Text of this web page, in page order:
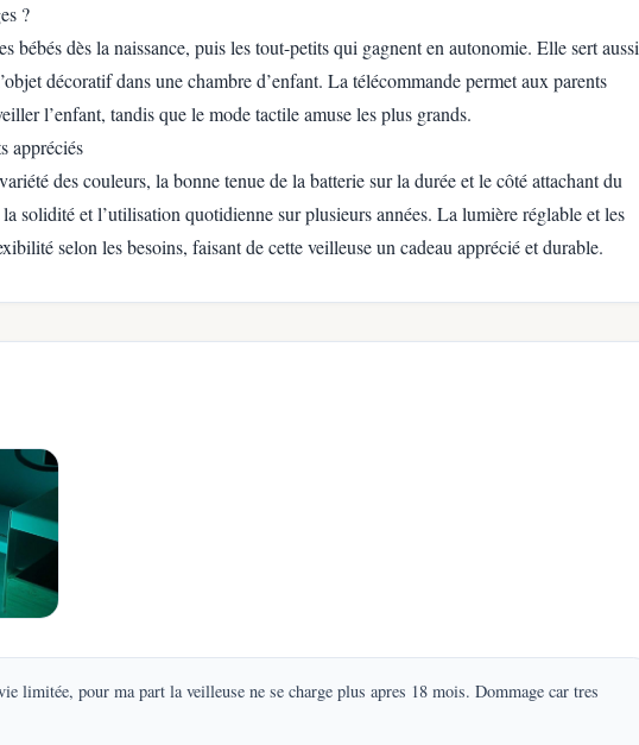
?
bébés dès la naissance, puis les tout-petits qui gagnent en autonomie. Elle sert aussi
décoratif dans une chambre d’enfant. La télécommande permet aux parents
l’enfant, tandis que le mode tactile amuse les plus grands.
appréciés
des couleurs, la bonne tenue de la batterie sur la durée et le côté attachant du
solidité et l’utilisation quotidienne sur plusieurs années. La lumière réglable et les
selon les besoins, faisant de cette veilleuse un cadeau apprécié et durable.
limitée, pour ma part la veilleuse ne se charge plus apres 18 mois. Dommage car tres